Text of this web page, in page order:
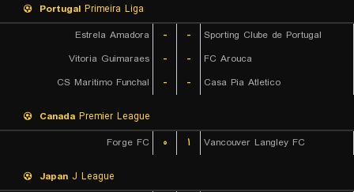
Portugal Primeira Liga
Estrela Amadora
- -
Sporting Clube de Portugal
Vitoria Guimaraes
- -
FC Arouca
CS Maritimo Funchal
- - Casa Pia Atletico
Canada Premier League
Forge FC
۰ ۱ Vancouver Langley FC
Japan J League